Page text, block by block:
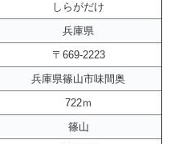
しらがだけ
兵庫県
〒669-2223
兵庫県篠山市味間奥
722ｍ
篠山